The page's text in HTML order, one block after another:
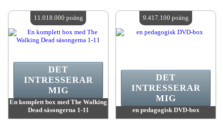
Antal tillgängliga:4
Antal tillgängliga:4
En komplett box med The Walking
Dead säsongerna 1-11
DET
INTRESSERAR
MIG
11.018.000 poäng
en pedagogisk DVD-box
DET
INTRESSERAR
MIG
9.417.100 poäng